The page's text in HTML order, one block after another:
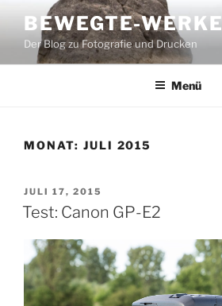
Inhalt
springen
BEWEGTE-WERKE
Der Blog zu Fotografie und Drucken
Menü
MONAT: JULI 2015
VERÖFFENTLICHT
AM
JULI 17, 2015
Test: Canon GP-E2